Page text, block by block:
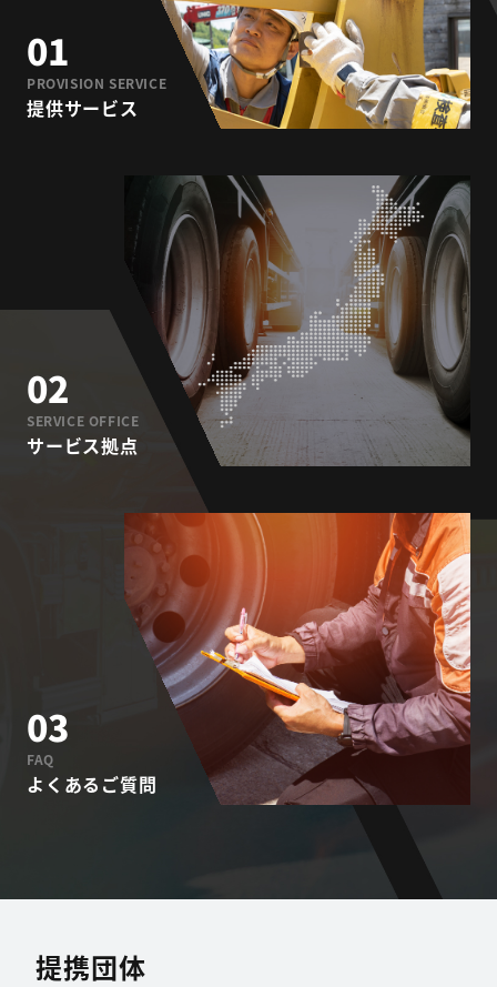
01
PROVISION SERVICE
提供サービス
02
SERVICE OFFICE
サービス拠点
03
FAQ
よくあるご質問
提携団体